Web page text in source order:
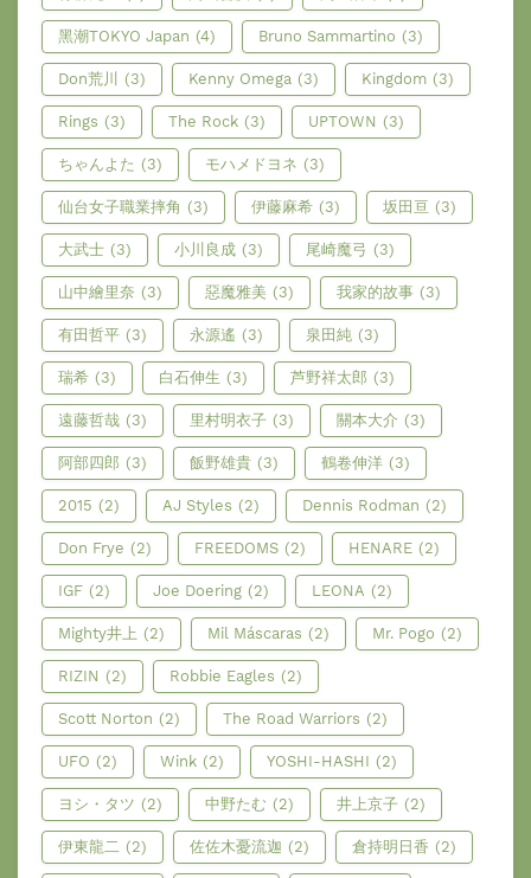
黑潮TOKYO Japan (4) Bruno Sammartino (3)
Don荒川 (3) Kenny Omega (3) Kingdom (3)
Rings (3) The Rock (3) UPTOWN (3)
ちゃんよた (3) モハメドヨネ (3)
仙台女子職業摔角 (3) 伊藤麻希 (3) 坂田亘 (3)
大武士 (3) 小川良成 (3) 尾崎魔弓 (3)
山中繪里奈 (3) 惡魔雅美 (3) 我家的故事 (3)
有田哲平 (3) 永源遙 (3) 泉田純 (3)
瑞希 (3) 白石伸生 (3) 芦野祥太郎 (3)
遠藤哲哉 (3) 里村明衣子 (3) 關本大介 (3)
阿部四郎 (3) 飯野雄貴 (3) 鶴卷伸洋 (3)
2015 (2) AJ Styles (2) Dennis Rodman (2)
Don Frye (2) FREEDOMS (2) HENARE (2)
IGF (2) Joe Doering (2) LEONA (2)
Mighty井上 (2) Mil Máscaras (2) Mr. Pogo (2)
RIZIN (2) Robbie Eagles (2)
Scott Norton (2) The Road Warriors (2)
UFO (2) Wink (2) YOSHI-HASHI (2)
ヨシ・タツ (2) 中野たむ (2) 井上京子 (2)
伊東龍二 (2) 佐佐木憂流迦 (2) 倉持明日香 (2)